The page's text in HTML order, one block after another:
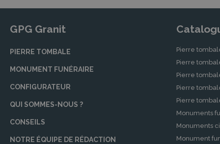
La marbrerie funéraire est un service essentiel
monuments funéraires élégants, leur équipe
Que vous optiez pour une inhumation ou une
conseillent sur les choix adaptés à vos
columbarium et la livraison des urnes.
Thanatopraxie
Pour préserver l’apparence du défunt et
GPG Granit
PIERRE TOMBALE
MONUMENT FUNÉRAIRE
CONFIGURATEUR
QUI SOMMES-NOUS ?
CONSEILS
NOTRE ÉQUIPE DE RÉDACTION
Pierre
Pierre
Pierre
Pierre
Pierre
Monuments
Monuments
Monument